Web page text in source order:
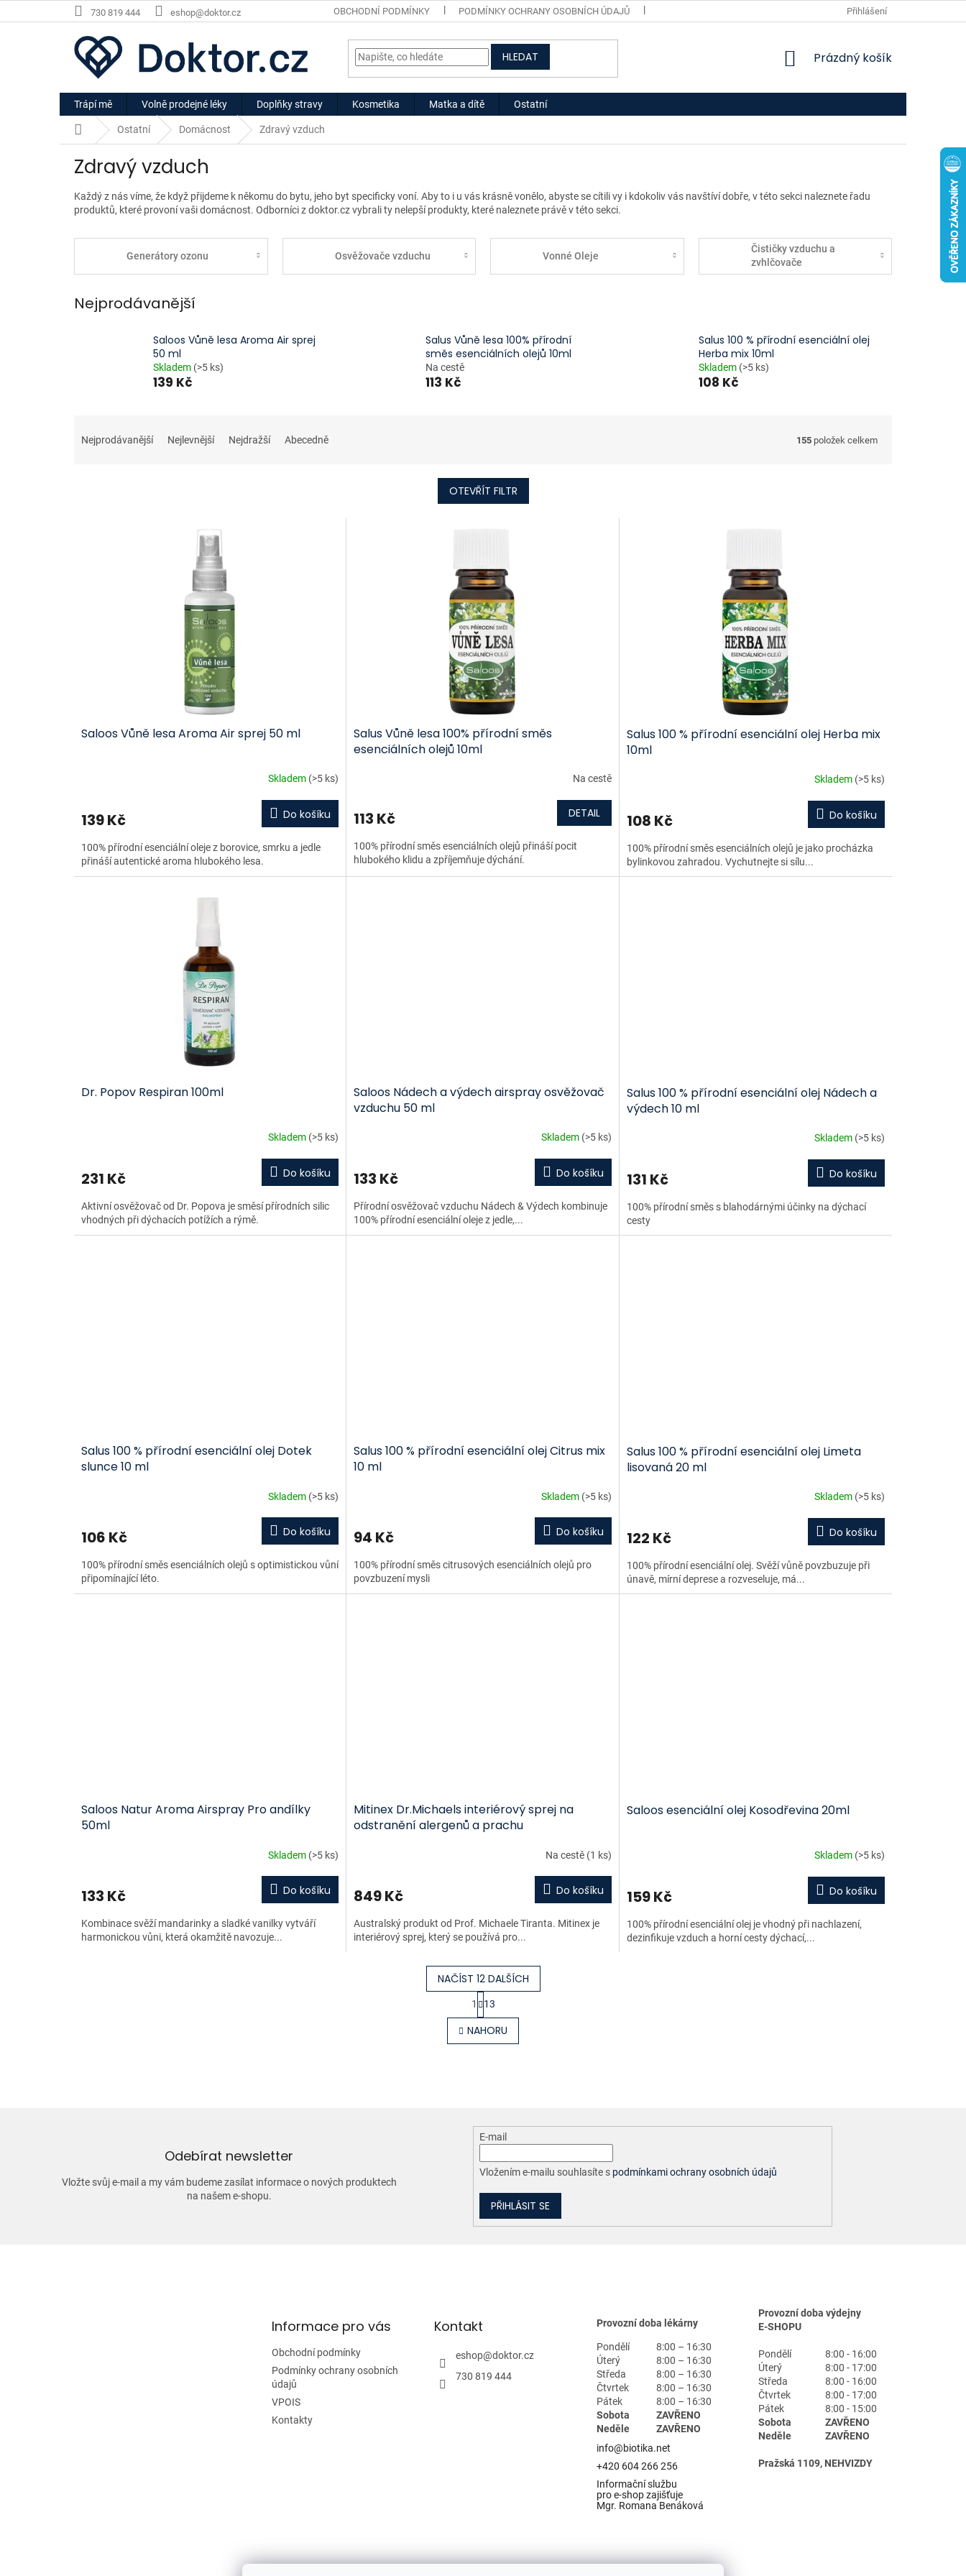
na
730 819 444 eshop@doktor.cz OBCHODNÍ PODMÍNKY PODMÍNKY OCHRANY OSOBNÍCH ÚDAJŮ Přihlášení
HLEDAT
NÁKUPNÍ
Prázdný košík
Trápí mě Volně prodejné léky Doplňky stravy Kosmetika Matka a dítě Ostatní
Domů Ostatní Domácnost Zdravý vzduch
Zdravý vzduch
Každý z nás víme, že když přijdeme k někomu do bytu, jeho byt specificky voní. Aby to i u vás krásně vonělo, abyste se cítili vy i kdokoliv vás navštíví dobře, v této sekci naleznete řadu
produktů, které provoní vaši domácnost. Odborníci z doktor.cz vybrali ty nelepší produkty, které naleznete právě v této sekci.
Generátory ozonu Osvěžovače vzduchu Vonné Oleje
Čističky vzduchu a
zvhlčovače
Nejprodávanější
Saloos Vůně lesa Aroma Air sprej
50 ml
Skladem (>5 ks)
139 Kč
Salus Vůně lesa 100% přírodní
směs esenciálních olejů 10ml
Na cestě
113 Kč
Salus 100 % přírodní esenciální olej
Herba mix 10ml
Skladem (>5 ks)
108 Kč
aNejprodávanější Nejlevnější Nejdražší Abecedně 155 položek celkem
OTEVŘÍT FILTR
Saloos Vůně lesa Aroma Air sprej 50 ml
Skladem (>5 ks)
139 Kč Do košíku
100% přírodní esenciální oleje z borovice, smrku a jedle
přináší autentické aroma hlubokého lesa.
Salus Vůně lesa 100% přírodní směs
esenciálních olejů 10ml
Na cestě
113 Kč DETAIL
100% přírodní směs esenciálních olejů přináší pocit
hlubokého klidu a zpříjemňuje dýchání.
Salus 100 % přírodní esenciální olej Herba mix
10ml
Skladem (>5 ks)
108 Kč Do košíku
100% přírodní směs esenciálních olejů je jako procházka
bylinkovou zahradou. Vychutnejte si sílu...
Dr. Popov Respiran 100ml
Skladem (>5 ks)
231 Kč Do košíku
Aktivní osvěžovač od Dr. Popova je směsí přírodních silic
vhodných při dýchacích potížích a rýmě.
Saloos Nádech a výdech airspray osvěžovač
vzduchu 50 ml
Skladem (>5 ks)
133 Kč Do košíku
Přírodní osvěžovač vzduchu Nádech & Výdech kombinuje
100% přírodní esenciální oleje z jedle,...
Salus 100 % přírodní esenciální olej Nádech a
výdech 10 ml
Skladem (>5 ks)
131 Kč Do košíku
100% přírodní směs s blahodárnými účinky na dýchací
cesty
Salus 100 % přírodní esenciální olej Dotek
slunce 10 ml
Skladem (>5 ks)
106 Kč Do košíku
100% přírodní směs esenciálních olejů s optimistickou vůní
připomínající léto.
Salus 100 % přírodní esenciální olej Citrus mix
10 ml
Skladem (>5 ks)
94 Kč Do košíku
100% přírodní směs citrusových esenciálních olejů pro
povzbuzení mysli
Salus 100 % přírodní esenciální olej Limeta
lisovaná 20 ml
Skladem (>5 ks)
122 Kč Do košíku
100% přírodní esenciální olej. Svěží vůně povzbuzuje při
únavě, mírní deprese a rozveseluje, má...
Saloos Natur Aroma Airspray Pro andílky
50ml
Skladem (>5 ks)
133 Kč Do košíku
Kombinace svěží mandarinky a sladké vanilky vytváří
harmonickou vůni, která okamžitě navozuje...
Mitinex Dr.Michaels interiérový sprej na
odstranění alergenů a prachu
Na cestě (1 ks)
849 Kč Do košíku
Australský produkt od Prof. Michaele Tiranta. Mitinex je
interiérový sprej, který se používá pro...
Saloos esenciální olej Kosodřevina 20ml
Skladem (>5 ks)
159 Kč Do košíku
100% přírodní esenciální olej je vhodný při nachlazení,
dezinfikuje vzduch a horní cesty dýchací,...
O
v
l
r
v
k
y
p
i
NAČÍST 12 DALŠÍCH
S
t
r
á
n
1 13
NAHORU
Odebírat newsletter
Vložte svůj e-mail a my vám budeme zasílat informace o nových produktech
na našem e-shopu.
E-mail
Vložením e-mailu souhlasíte s podmínkami ochrany osobních údajů
PŘIHLÁSIT SE
Informace pro vás
Obchodní podmínky
Podmínky ochrany osobních
údajů
VPOIS
Kontakty
Kontakt
eshop@doktor.cz
730 819 444
Provozní doba lékárny
Pondělí
8:00 – 16:30
Úterý
8:00 – 16:30
Středa
8:00 – 16:30
Čtvrtek
8:00 – 16:30
Pátek
8:00 – 16:30
Sobota
ZAVŘENO
Neděle
ZAVŘENO
info@biotika.net
+420 604 266 256
Informační službu
pro e-shop zajišťuje
Mgr. Romana Benáková
Provozní doba výdejny
E-SHOPU
Pondělí
8:00 - 16:00
Úterý
8:00 - 17:00
Středa
8:00 - 16:00
Čtvrtek
8:00 - 17:00
Pátek
8:00 - 15:00
Sobota
ZAVŘENO
Neděle
ZAVŘENO
Pražská 1109, NEHVIZDY